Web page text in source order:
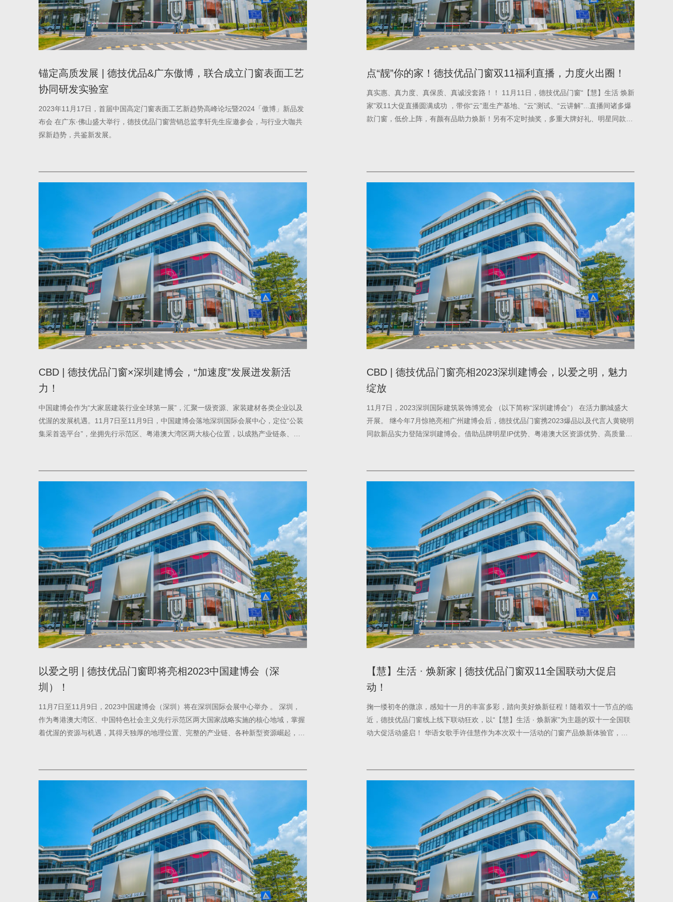
锚定高质发展 | 德技优品&广东傲博，联合成立门窗表面工艺
协同研发实验室
2023年11月17日，首届中国高定门窗表面工艺新趋势高峰论坛暨2024「傲博」新品发
布会 在广东·佛山盛大举行，德技优品门窗营销总监李轩先生应邀参会，与行业大咖共
探新趋势，共鉴新发展。
点“靓”你的家！德技优品门窗双11福利直播，力度火出圈！
真实惠、真力度、真保质、真诚没套路！！ 11月11日，德技优品门窗“【慧】生活 焕新
家”双11大促直播圆满成功 ，带你“云”逛生产基地、“云”测试、“云讲解”...直播间诸多爆
款门窗，低价上阵，有颜有品助力焕新！另有不定时抽奖，多重大牌好礼、明星同款抱
CBD | 德技优品门窗×深圳建博会，“加速度”发展迸发新活
力！
中国建博会作为“大家居建装行业全球第一展”，汇聚一级资源、家装建材各类企业以及
优渥的发展机遇。11月7日至11月9日，中国建博会落地深圳国际会展中心，定位“公装
集采首选平台”，坐拥先行示范区、粤港澳大湾区两大核心位置，以成熟产业链条、诸
CBD | 德技优品门窗亮相2023深圳建博会，以爱之明，魅力
绽放
11月7日，2023深圳国际建筑装饰博览会 （以下简称“深圳建博会”） 在活力鹏城盛大
开展。 继今年7月惊艳亮相广州建博会后，德技优品门窗携2023爆品以及代言人黄晓明
同款新品实力登陆深圳建博会。借助品牌明星IP优势、粤港澳大区资源优势、高质量产
以爱之明 | 德技优品门窗即将亮相2023中国建博会（深
圳）！
11月7日至11月9日，2023中国建博会（深圳）将在深圳国际会展中心举办 。 深圳，
作为粤港澳大湾区、中国特色社会主义先行示范区两大国家战略实施的核心地域，掌握
着优渥的资源与机遇，其得天独厚的地理位置、完整的产业链、各种新型资源崛起，无
【慧】生活 · 焕新家 | 德技优品门窗双11全国联动大促启
动！
掬一缕初冬的微凉，感知十一月的丰富多彩，踏向美好焕新征程！随着双十一节点的临
近，德技优品门窗线上线下联动狂欢，以“【慧】生活 · 焕新家”为主题的双十一全国联
动大促活动盛启！ 华语女歌手许佳慧作为本次双十一活动的门窗产品焕新体验官，旨